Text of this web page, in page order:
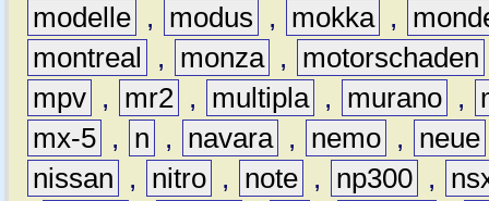
modelle , modus , mokka ,
montreal
, monza , motorschaden
mpv , mr2 , multipla , murano ,
mx-5 , n , navara , nemo , neue
nissan
, nitro , note , np300 ,